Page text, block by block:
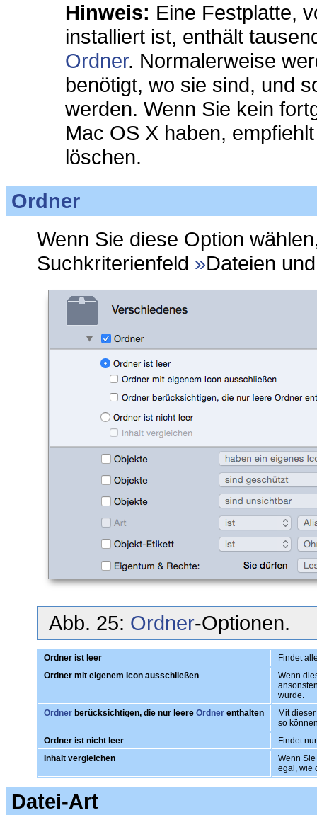
Hinweis: Eine Festplatte,
installiert ist, enthält
Ordner. Normalerweise
benötigt, wo sie sind, und
werden. Wenn Sie kein
Mac OS X haben,
löschen.
Ordner
Wenn Sie diese Option
Suchkriterienfeld
Dateien
Abb. 25: Ordner-Optionen.
Ordner ist leer
Findet
Ordner mit eigenem Icon ausschließen
Wenn
wurde.
Ordner berücksichtigen, die nur leere Ordner enthalten
Mit
so
Ordner ist nicht leer
Findet
Inhalt vergleichen
Wenn
egal, wie
Datei-Art